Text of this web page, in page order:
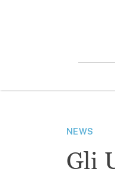
NEWS
Gli